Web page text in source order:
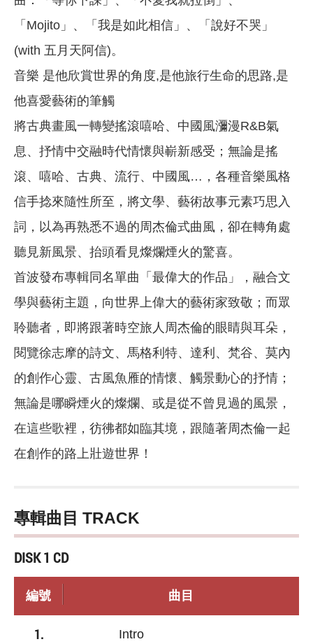
「Mojito」、「我是如此相信」、「說好不哭」
(with 五月天阿信)。
音樂 是他欣賞世界的角度,是他旅行生命的思路,是
他喜愛藝術的筆觸
將古典畫風一轉變搖滾嘻哈、中國風瀰漫R&B氣
息、抒情中交融時代情懷與嶄新感受；無論是搖
滾、嘻哈、古典、流行、中國風…，各種音樂風格
信手捻來隨性所至，將文學、藝術故事元素巧思入
詞，以為再熟悉不過的周杰倫式曲風，卻在轉角處
聽見新風景、抬頭看見燦爛煙火的驚喜。
首波發布專輯同名單曲「最偉大的作品」，融合文
學與藝術主題，向世界上偉大的藝術家致敬；而眾
聆聽者，即將跟著時空旅人周杰倫的眼睛與耳朵，
閱覽徐志摩的詩文、馬格利特、達利、梵谷、莫內
的創作心靈、古風魚雁的情懷、觸景動心的抒情；
無論是哪瞬煙火的燦爛、或是從不曾見過的風景，
在這些歌裡，彷彿都如臨其境，跟隨著周杰倫一起
在創作的路上壯遊世界！
專輯曲目 TRACK
DISK 1 CD
編號 曲目
1. Intro